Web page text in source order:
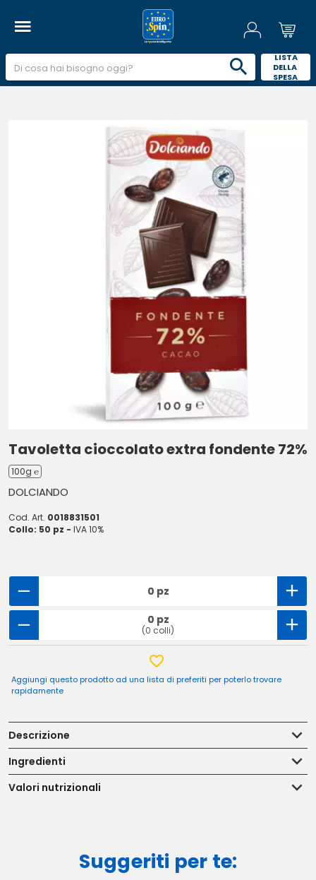
LISTA
DELLA
SPESA
Tavoletta cioccolato extra fondente 72%
100g ℮
DOLCIANDO
Cod. Art. 0018831501
Collo: 50 pz - IVA 10%
0 pz
0 pz
(0 colli)
Aggiungi questo prodotto ad una lista di preferiti per poterlo trovare
rapidamente
Descrizione
Ingredienti
Valori nutrizionali
Suggeriti per te: